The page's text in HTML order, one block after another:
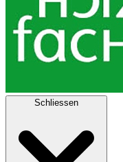
Schliessen